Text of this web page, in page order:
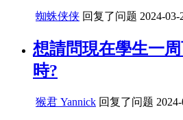
蜘蛛侠侠 回复了问题 2024-03-
想請問現在學生一
時?
猴君 Yannick 回复了问题